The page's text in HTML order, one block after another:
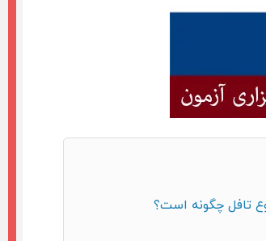
تافل چگونه است؟